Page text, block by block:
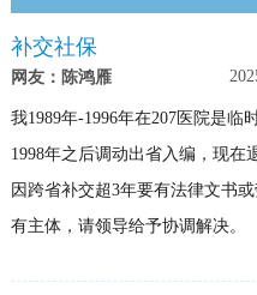
补交社保
网友：陈鸿雁
我1989年-1996年在207医院是临
1998年之后调动出省入编，现在
因跨省补交超3年要有法律文书
有主体，请领导给予协调解决。